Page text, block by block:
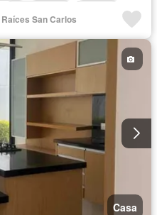
Sala polivalente
Aire acondicionado
Bodega
Cuarto de Limpieza
Televisión por cable
natural
Zonas verdes
Recámara con closet
Conserje Sauna
Wifi
Permite niños
San Carlos
Casa